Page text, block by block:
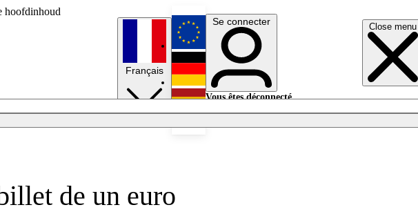
hoofdinhoud
Close menu
Français
English
Deutsch
Se connecter
Vous êtes déconnecté.
de un euro